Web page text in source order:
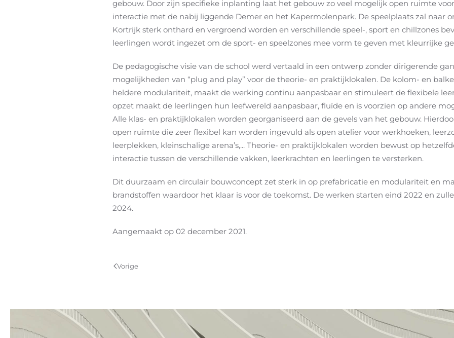
gebouw. Door zijn specifieke inplanting laat het gebouw zo veel mogelijk open ruimte
interactie met de nabij liggende Demer en het Kapermolenpark. De speelplaats zal naar
Kortrijk sterk onthard en vergroend worden en verschillende speel-, sport en chillzones
leerlingen wordt ingezet om de sport- en speelzones mee vorm te geven met kleurrijke
De pedagogische visie van de school werd vertaald in een ontwerp zonder dirigerende
mogelijkheden van “plug and play” voor de theorie- en praktijklokalen. De kolom- en
heldere modulariteit, maakt de werking continu aanpasbaar en stimuleert de flexibele
opzet maakt de leerlingen hun leefwereld aanpasbaar, fluïde en is voorzien op andere
Alle klas- en praktijklokalen worden georganiseerd aan de gevels van het gebouw.
open ruimte die zeer flexibel kan worden ingevuld als open atelier voor werkhoeken,
leerplekken, kleinschalige arena’s,... Theorie- en praktijklokalen worden bewust op
interactie tussen de verschillende vakken, leerkrachten en leerlingen te versterken.
Dit duurzaam en circulair bouwconcept zet sterk in op prefabricatie en modulariteit en
brandstoffen waardoor het klaar is voor de toekomst. De werken starten eind 2022 en
2024.
Aangemaakt op 02 december 2021.
Vorige